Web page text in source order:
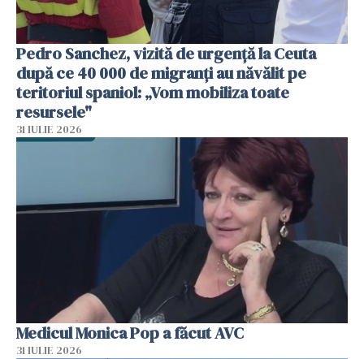
Pedro Sanchez, vizită de urgență la Ceuta
după ce 40 000 de migranți au năvălit pe
teritoriul spaniol: „Vom mobiliza toate
resursele"
31 IULIE 2026
Medicul Monica Pop a făcut AVC
31 IULIE 2026